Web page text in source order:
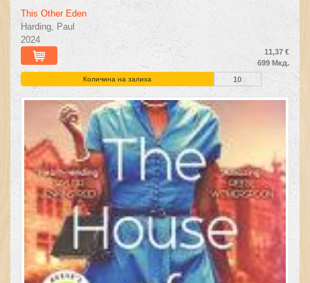
This Other Eden
Harding, Paul
2024
11,37 €
699 Мкд.
Количина на залиха 10